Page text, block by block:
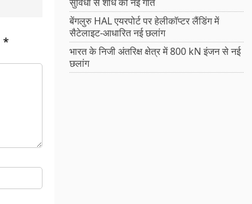
*
बेंगलुरु HAL एयरपोर्ट पर हेलीकॉप्टर लैंडिंग में
सैटेलाइट-आधारित नई छलांग
भारत के निजी अंतरिक्ष क्षेत्र में 800 kN इंजन से नई
छलांग